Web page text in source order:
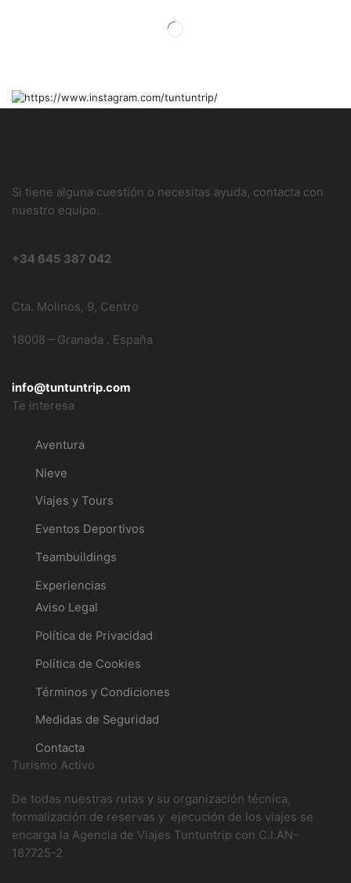
Si tiene alguna cuestión o necesitas ayuda, contacta con
nuestro equipo.
+34 645 387 042
Cta. Molinos, 9, Centro
18008 – Granada . España
info@tuntuntrip.com
Te interesa
Aventura
Nieve
Viajes y Tours
Eventos Deportivos
Teambuildings
Experiencias
Aviso Legal
Política de Privacidad
Política de Cookies
Términos y Condiciones
Medidas de Seguridad
Contacta
Turismo Activo
De todas nuestras rutas y su organización técnica,
formalización de reservas y ejecución de los viajes se
encarga la Agencia de Viajes Tuntuntrip con C.I.AN-
187725-2